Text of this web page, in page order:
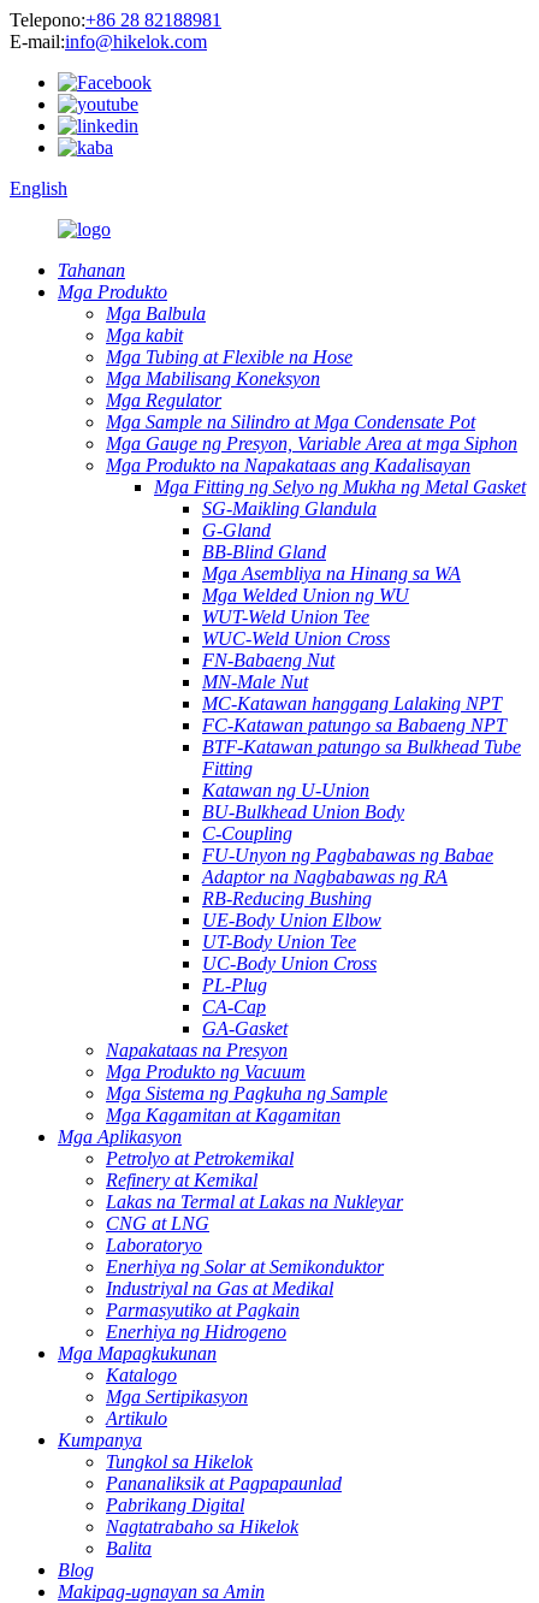
Telepono:+86 28 82188981
E-mail:info@hikelok.com
English
Tahanan
Mga Produkto
Mga Balbula
Mga kabit
Mga Tubing at Flexible na Hose
Mga Mabilisang Koneksyon
Mga Regulator
Mga Sample na Silindro at Mga Condensate Pot
Mga Gauge ng Presyon, Variable Area at mga Siphon
Mga Produkto na Napakataas ang Kadalisayan
Mga Fitting ng Selyo ng Mukha ng Metal Gasket
SG-Maikling Glandula
G-Gland
BB-Blind Gland
Mga Asembliya na Hinang sa WA
Mga Welded Union ng WU
WUT-Weld Union Tee
WUC-Weld Union Cross
FN-Babaeng Nut
MN-Male Nut
MC-Katawan hanggang Lalaking NPT
FC-Katawan patungo sa Babaeng NPT
BTF-Katawan patungo sa Bulkhead Tube
Fitting
Katawan ng U-Union
BU-Bulkhead Union Body
C-Coupling
FU-Unyon ng Pagbabawas ng Babae
Adaptor na Nagbabawas ng RA
RB-Reducing Bushing
UE-Body Union Elbow
UT-Body Union Tee
UC-Body Union Cross
PL-Plug
CA-Cap
GA-Gasket
Napakataas na Presyon
Mga Produkto ng Vacuum
Mga Sistema ng Pagkuha ng Sample
Mga Kagamitan at Kagamitan
Mga Aplikasyon
Petrolyo at Petrokemikal
Refinery at Kemikal
Lakas na Termal at Lakas na Nukleyar
CNG at LNG
Laboratoryo
Enerhiya ng Solar at Semikonduktor
Industriyal na Gas at Medikal
Parmasyutiko at Pagkain
Enerhiya ng Hidrogeno
Mga Mapagkukunan
Katalogo
Mga Sertipikasyon
Artikulo
Kumpanya
Tungkol sa Hikelok
Pananaliksik at Pagpapaunlad
Pabrikang Digital
Nagtatrabaho sa Hikelok
Balita
Blog
Makipag-ugnayan sa Amin